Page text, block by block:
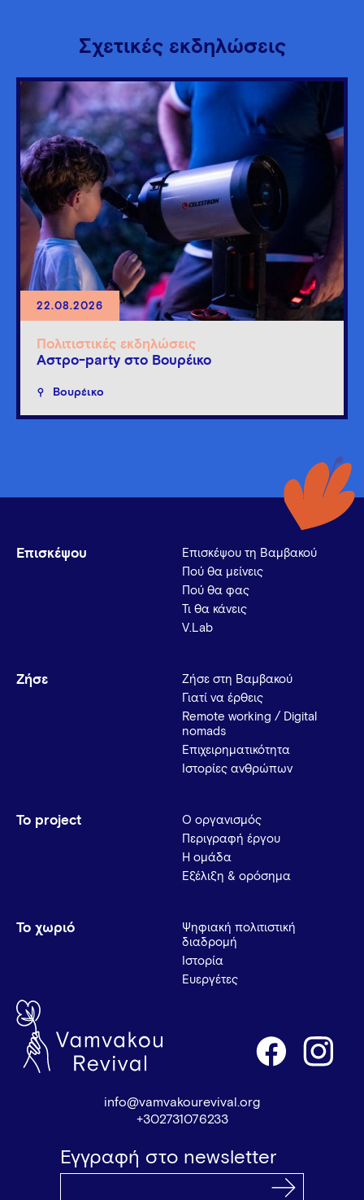
Σχετικές εκδηλώσεις
22.08.2026
Πολιτιστικές εκδηλώσεις
Άστρο-party στο Βουρέικο
Βουρέικο
Επισκέψου
Επισκέψου τη Βαμβακού
Πού θα μείνεις
Πού θα φας
Τι θα κάνεις
V.Lab
Ζήσε
Ζήσε στη Βαμβακού
Γιατί να έρθεις
Remote working / Digital
nomads
Επιχειρηματικότητα
Ιστορίες ανθρώπων
Το project
Ο οργανισμός
Περιγραφή έργου
Η ομάδα
Εξέλιξη & ορόσημα
Το χωριό
Ψηφιακή πολιτιστική
διαδρομή
Ιστορία
Ευεργέτες
info@vamvakourevival.org
+302731076233
Εγγραφή στο newsletter